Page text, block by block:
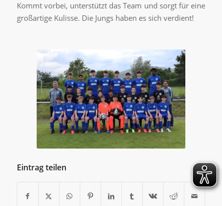
Kommt vorbei, unterstützt das Team und sorgt für eine
großartige Kulisse. Die Jungs haben es sich verdient!
Eintrag teilen